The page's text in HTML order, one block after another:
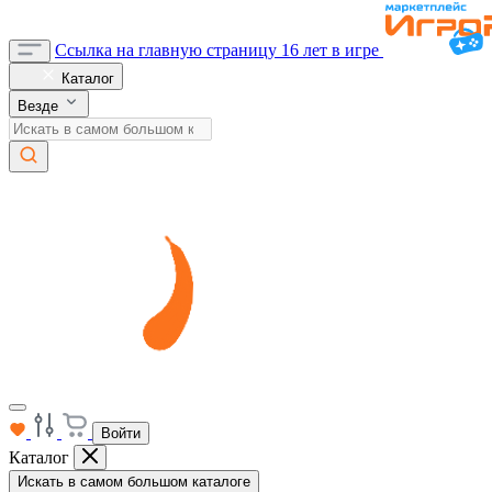
Ссылка на главную страницу 16 лет в игре
Каталог
Везде
Войти
Каталог
Искать в самом большом каталоге